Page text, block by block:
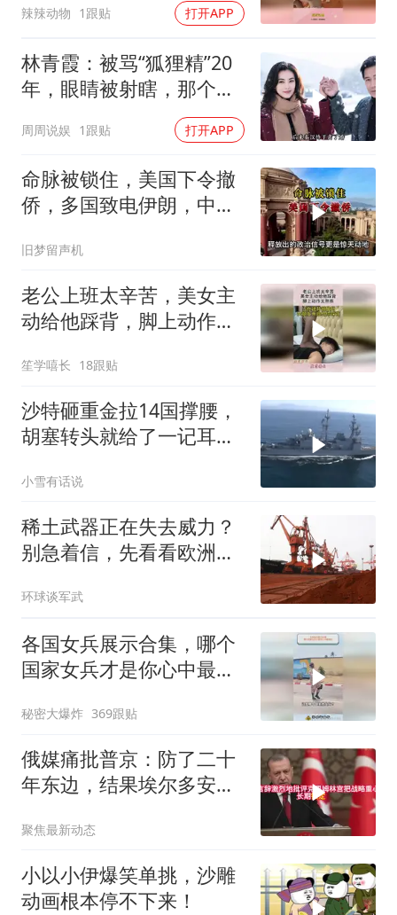
辣辣动物 1跟贴 打开APP
林青霞：被骂“狐狸精”20
年，眼睛被射瞎，那个男
人只问了一句“谁来出机票
钱？”
周周说娱 1跟贴 打开APP
命脉被锁住，美国下令撤
侨，多国致电伊朗，中国
旧梦留声机
老公上班太辛苦，美女主
动给他踩背，脚上动作太
笙学嘻长 18跟贴
沙特砸重金拉14国撑腰，
胡塞转头就给了一记耳
了？
小雪有话说
稀土武器正在失去威力？
别急着信，先看看欧洲军
环球谈军武
各国女兵展示合集，哪个
国家女兵才是你心中最飒
秘密大爆炸 369跟贴
俄媒痛批普京：防了二十
年东边，结果埃尔多安把
聚焦最新动态
小以小伊爆笑单挑，沙雕
动画根本停不下来！